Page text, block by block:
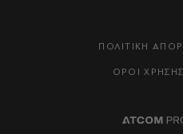
ΠΟΛΙΤΙΚΗ
ΟΡΟΙ